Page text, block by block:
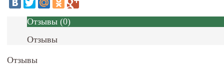
Отзывы (0)
Отзывы
Отзывы